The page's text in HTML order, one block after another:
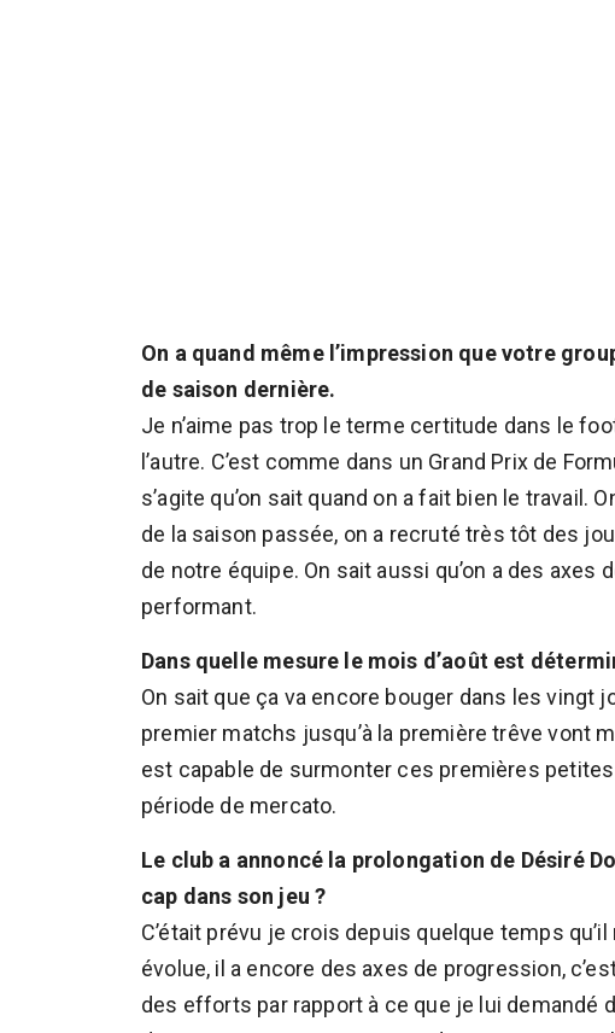
On a quand même l’impression que votre
de saison dernière.
Je n’aime pas trop le terme certitude dans le
l’autre. C’est comme dans un Grand Prix de
s’agite qu’on sait quand on a fait bien le travail.
de la saison passée, on a recruté très tôt des
de notre équipe. On sait aussi qu’on a des
performant.
Dans quelle mesure le mois d’août est
On sait que ça va encore bouger dans les vingt
premier matchs jusqu’à la première trêve vont
est capable de surmonter ces premières
période de mercato.
Le club a annoncé la prolongation de Désiré
cap dans son jeu ?
C’était prévu je crois depuis quelque temps
évolue, il a encore des axes de progression,
des efforts par rapport à ce que je lui demandé